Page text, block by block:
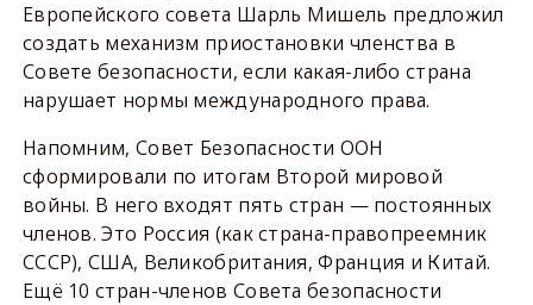
Европейского совета Шарль Мишель предложил
создать механизм приостановки членства в
Совете безопасности, если какая-либо страна
нарушает нормы международного права.
Напомним, Совет Безопасности ООН
сформировали по итогам Второй мировой
войны. В него входят пять стран — постоянных
членов. Это Россия (как страна-правопреемник
СССР), США, Великобритания, Франция и Китай.
Ещё 10 стран-членов Совета безопасности